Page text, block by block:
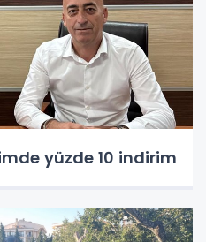
yüzde 10 indirim